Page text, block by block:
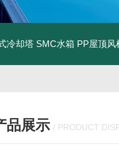
冷却塔 SMC水箱 PP屋顶风
品展示 / PRODUCT